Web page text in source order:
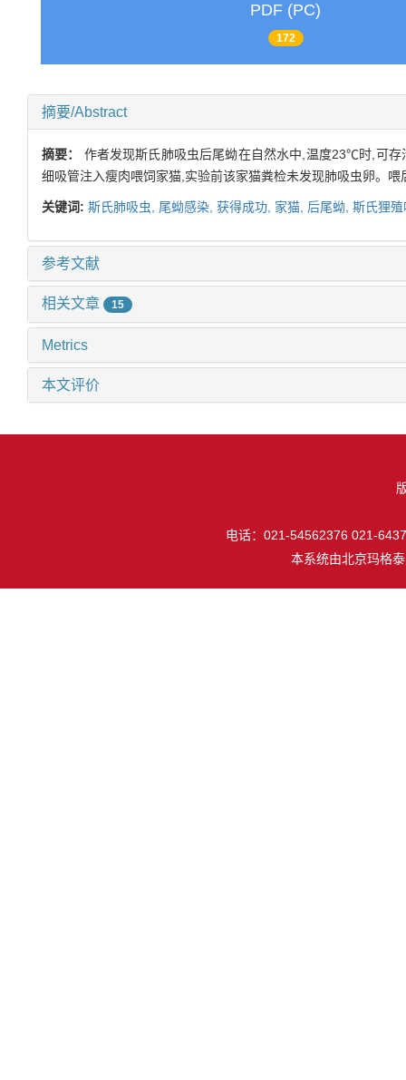
PDF (PC)
172
摘要/Abstract
摘要： 作者发现斯氏肺吸虫后尾蚴在自然水中,温度23℃时,可
细吸管注入瘦肉喂饲家猫,实验前该家猫粪检未发现肺吸虫卵。喂
关键词: 斯氏肺吸虫, 尾蚴感染, 获得成功, 家猫, 后尾蚴, 斯氏狸
参考文献
相关文章 15
Metrics
本文评价
电话：021-54562376 021-
本系统由北京玛格